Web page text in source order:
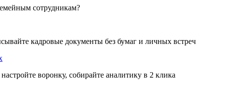
сотрудникам?
кадровые документы без бумаг и личных встреч
воронку, собирайте аналитику в 2 клика